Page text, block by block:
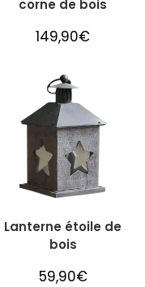
corne de bois
149,90€
Lanterne étoile de
bois
59,90€